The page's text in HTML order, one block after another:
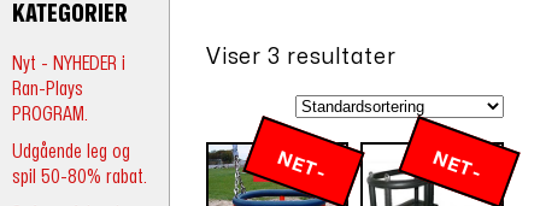
KATEGORIER
Nyt - NYHEDER i
Ran-Plays
PROGRAM.
Udgående leg og
spil 50-80% rabat.
Viser 3 resultater
N
E
T
-
R N
E
T
-
R